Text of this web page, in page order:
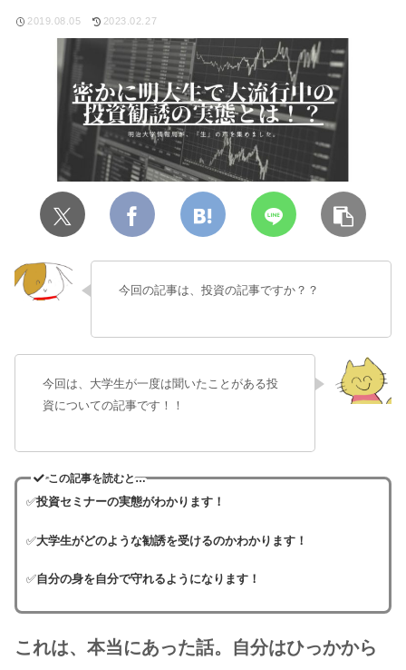
2019.08.05 2023.02.27
今回の記事は、投資の記事ですか？？
今回は、大学生が一度は聞いたことがある投
資についての記事です！！
この記事を読むと…
✅投資セミナーの実態がわかります！
✅大学生がどのような勧誘を受けるのかわかります！
✅自分の身を自分で守れるようになります！
これは、本当にあった話。自分はひっかから